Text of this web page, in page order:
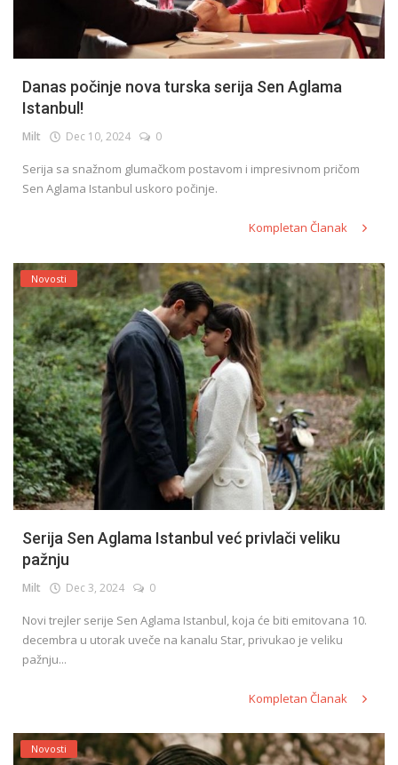
Danas počinje nova turska serija Sen Aglama
Istanbul!
Milt Dec 10, 2024 0
Serija sa snažnom glumačkom postavom i impresivnom pričom
Sen Aglama Istanbul uskoro počinje.
Kompletan Članak
Novosti
Serija Sen Aglama Istanbul već privlači veliku
pažnju
Milt Dec 3, 2024 0
Novi trejler serije Sen Aglama Istanbul, koja će biti emitovana 10.
decembra u utorak uveče na kanalu Star, privukao je veliku
pažnju...
Kompletan Članak
Novosti